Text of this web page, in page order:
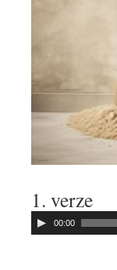
1. verze
Audio
přehrávač
00:00